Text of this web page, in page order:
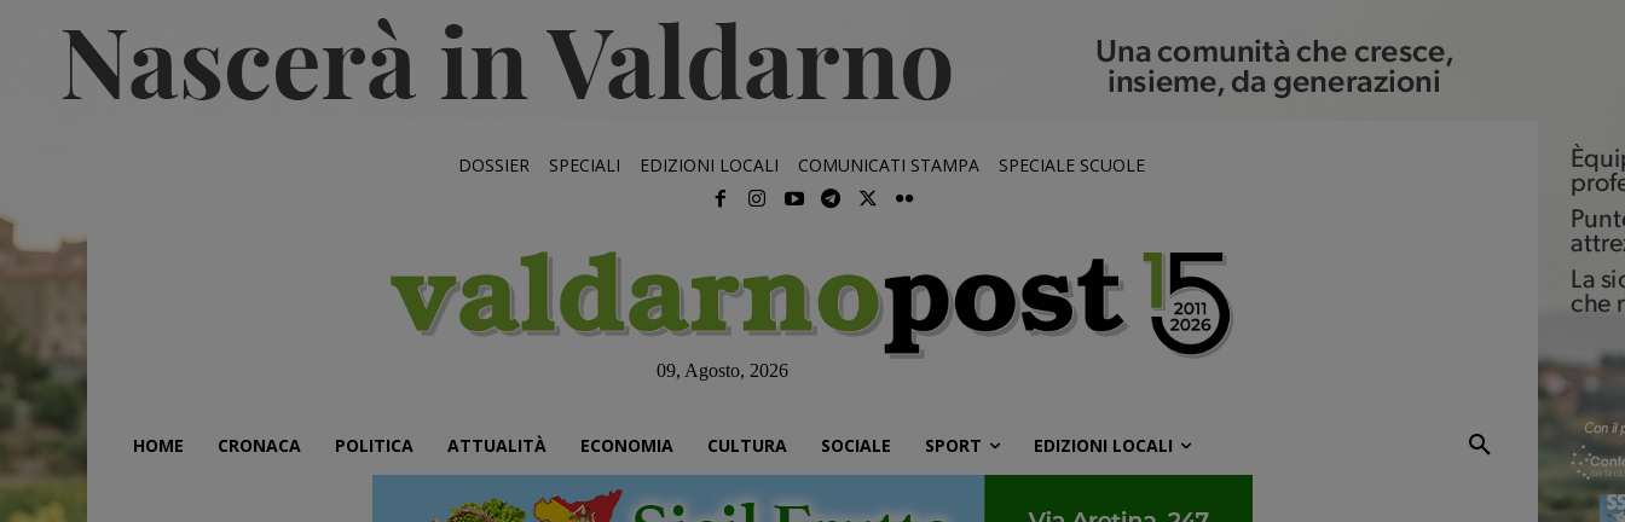
DOSSIER SPECIALI EDIZIONI LOCALI COMUNICATI STAMPA SPECIALE SCUOLE
09, Agosto, 2026
HOME CRONACA POLITICA ATTUALITÀ ECONOMIA CULTURA SOCIALE SPORT EDIZIONI LOCALI